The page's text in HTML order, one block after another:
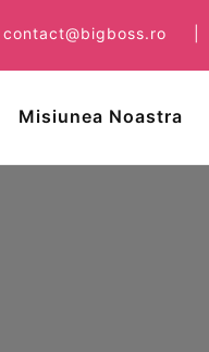
contact@bigboss.ro
Misiunea Noastra